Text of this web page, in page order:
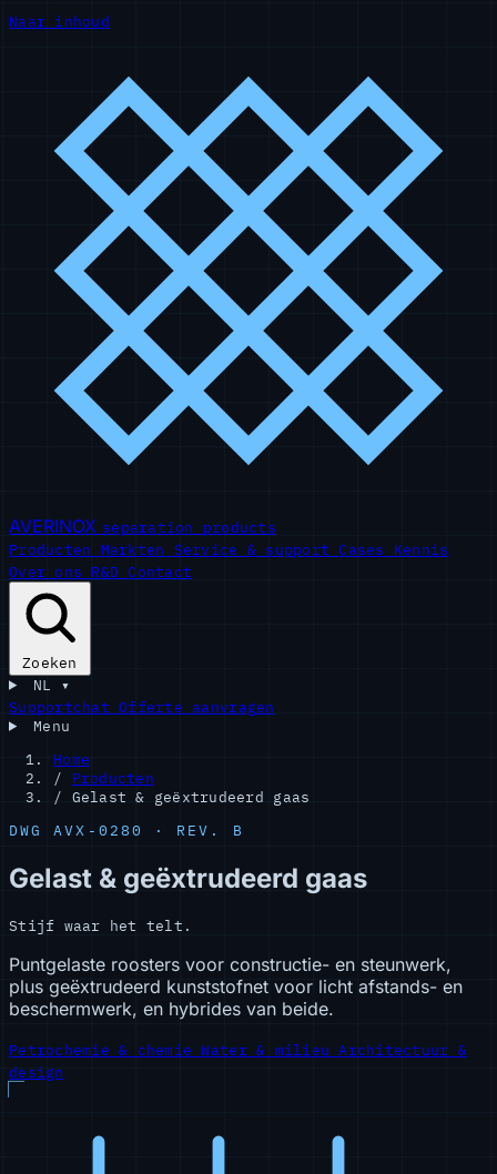
Naar inhoud
AVERINOX separation products
Producten Markten Service & support Cases Kennis
Over ons R&D Contact
Zoeken
NL ▾
SupportchatOfferte aanvragen
Menu
Home
/
Producten
/ Gelast & geëxtrudeerd gaas
DWG AVX-0280 · REV. B
Gelast & geëxtrudeerd gaas
Stijf waar het telt.
Puntgelaste roosters voor constructie- en steunwerk,
plus geëxtrudeerd kunststofnet voor licht afstands- en
beschermwerk, en hybrides van beide.
Petrochemie & chemieWater & milieuArchitectuur &
design